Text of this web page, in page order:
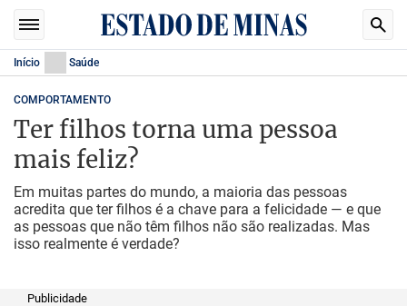
Início Saúde
COMPORTAMENTO
Ter filhos torna uma pessoa
mais feliz?
Em muitas partes do mundo, a maioria das pessoas
acredita que ter filhos é a chave para a felicidade — e que
as pessoas que não têm filhos não são realizadas. Mas
isso realmente é verdade?
Publicidade